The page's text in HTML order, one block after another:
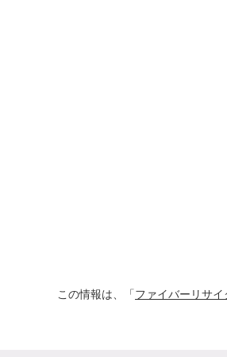
この情報は、「ファイバーリサ